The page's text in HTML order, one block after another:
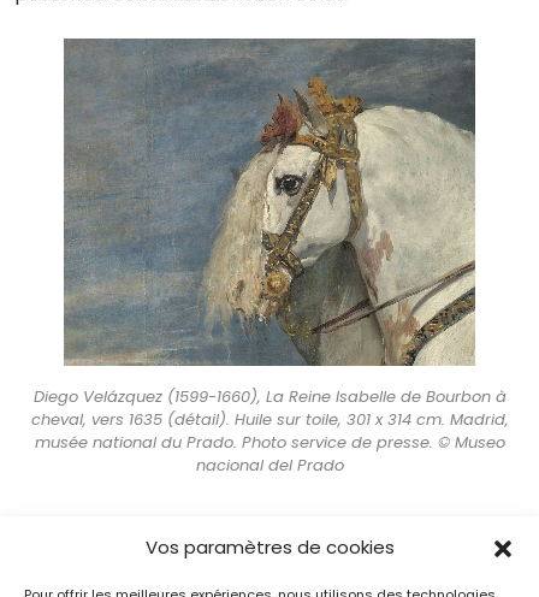
Vos paramètres de cookies
Diego Velázquez (1599-1660), La Reine Isabelle de Bourbon à
cheval, vers 1635 (détail). Huile sur toile, 301 x 314 cm. Madrid,
musée national du Prado. Photo service de presse. © Museo
nacional del Prado
Les victoires d’une